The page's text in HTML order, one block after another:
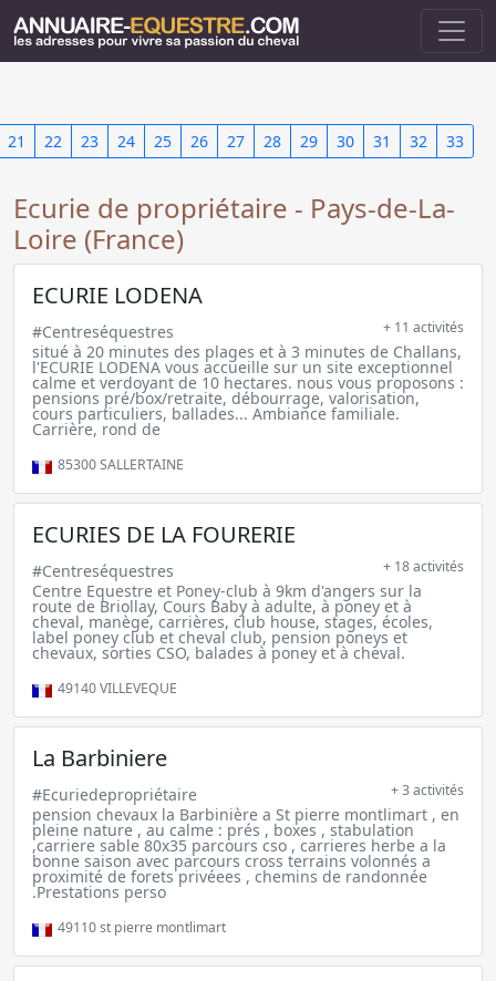
21 22 23 24 25 26 27 28 29 30 31 32 33
Ecurie de propriétaire - Pays-de-La-
Loire (France)
ECURIE LODENA
#Centreséquestres + 11 activités
situé à 20 minutes des plages et à 3 minutes de Challans,
l'ECURIE LODENA vous accueille sur un site exceptionnel
calme et verdoyant de 10 hectares. nous vous proposons :
pensions pré/box/retraite, débourrage, valorisation,
cours particuliers, ballades... Ambiance familiale.
Carrière, rond de
85300SALLERTAINE
ECURIES DE LA FOURERIE
#Centreséquestres + 18 activités
Centre Equestre et Poney-club à 9km d'angers sur la
route de Briollay, Cours Baby à adulte, à poney et à
cheval, manège, carrières, club house, stages, écoles,
label poney club et cheval club, pension poneys et
chevaux, sorties CSO, balades à poney et à cheval.
49140VILLEVEQUE
La Barbiniere
#Ecuriedepropriétaire + 3 activités
pension chevaux la Barbinière a St pierre montlimart , en
pleine nature , au calme : prés , boxes , stabulation
,carriere sable 80x35 parcours cso , carrieres herbe a la
bonne saison avec parcours cross terrains volonnés a
proximité de forets privéees , chemins de randonnée
.Prestations perso
49110st pierre montlimart